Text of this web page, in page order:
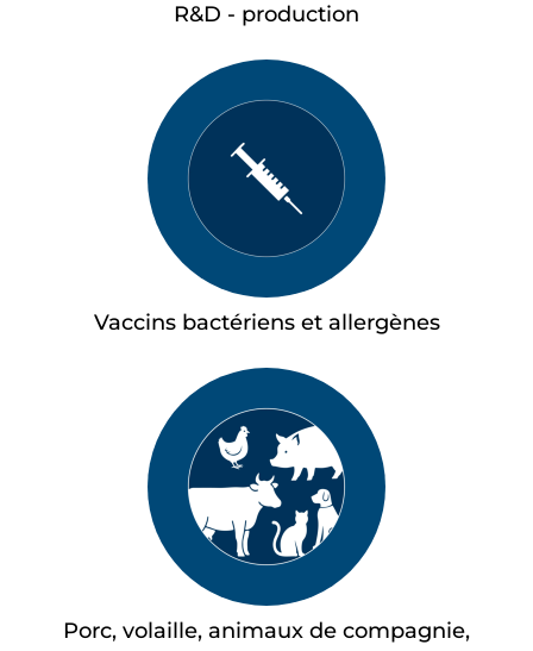
R&D - production
Vaccins bactériens et allergènes
Porc, volaille, animaux de compagnie,